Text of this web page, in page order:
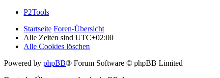
P2Tools
Startseite Foren-Übersicht
Alle Zeiten sind UTC+02:00
Alle Cookies löschen
Powered by phpBB® Forum Software © phpBB Limited